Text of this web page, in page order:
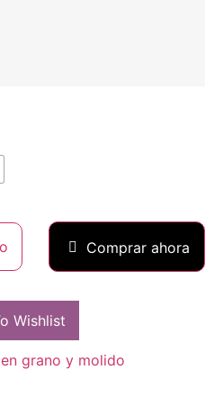
Comprar ahora
Wishlist
grano y molido